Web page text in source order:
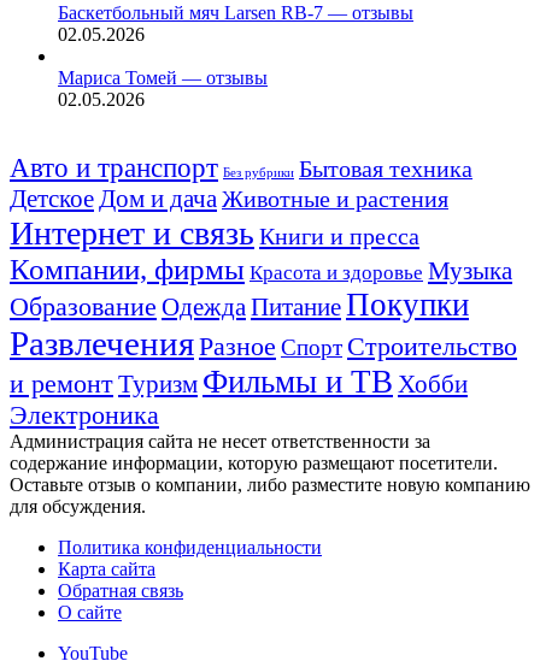
Баскетбольный мяч Larsen RB-7 — отзывы
02.05.2026
Мариса Томей — отзывы
02.05.2026
Авто и транспорт Без рубрики Бытовая техника
ДетскоеДом и дачаЖивотные и растения
Интернет и связь Книги и пресса
Компании, фирмы Красота и здоровье Музыка
Образование ОдеждаПитаниеПокупки
РазвлеченияРазное Спорт Строительство
и ремонтТуризм Фильмы и ТВ Хобби
Электроника
Администрация сайта не несет ответственности за
содержание информации, которую размещают посетители.
Оставьте отзыв о компании, либо разместите новую компанию
для обсуждения.
Политика конфиденциальности
Карта сайта
Обратная связь
О сайте
YouTube